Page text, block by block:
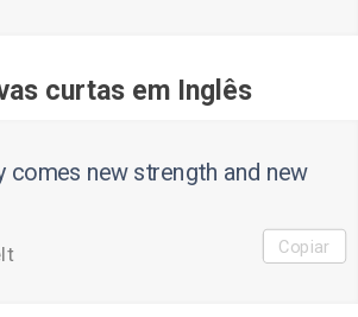
curtas em Inglês
comes new strength and new
Copiar